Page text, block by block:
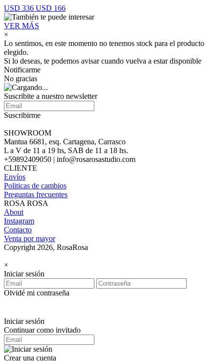
USD 336 USD 166
VER MÁS
×
Lo sentimos, en este momento no tenemos stock para el producto
elegido.
Si lo deseas, te podemos avisar cuando vuelva a estar disponible
Notificarme
No gracias
Suscribite a nuestro newsletter
Suscribirme
SHOWROOM
Mantua 6681, esq. Cartagena, Carrasco
L a V de 11 a 19 hs, SAB de 11 a 18 hs.
+59892409050 | info@rosarosastudio.com
CLIENTE
Envíos
Politicas de cambios
Preguntas frecuentes
ROSA ROSA
About
Instagram
Contacto
Venta por mayor
Copyright 2026, RosaRosa
×
Iniciar sesión
Olvidé mi contraseña
Iniciar sesión
Continuar como invitado
Crear una cuenta